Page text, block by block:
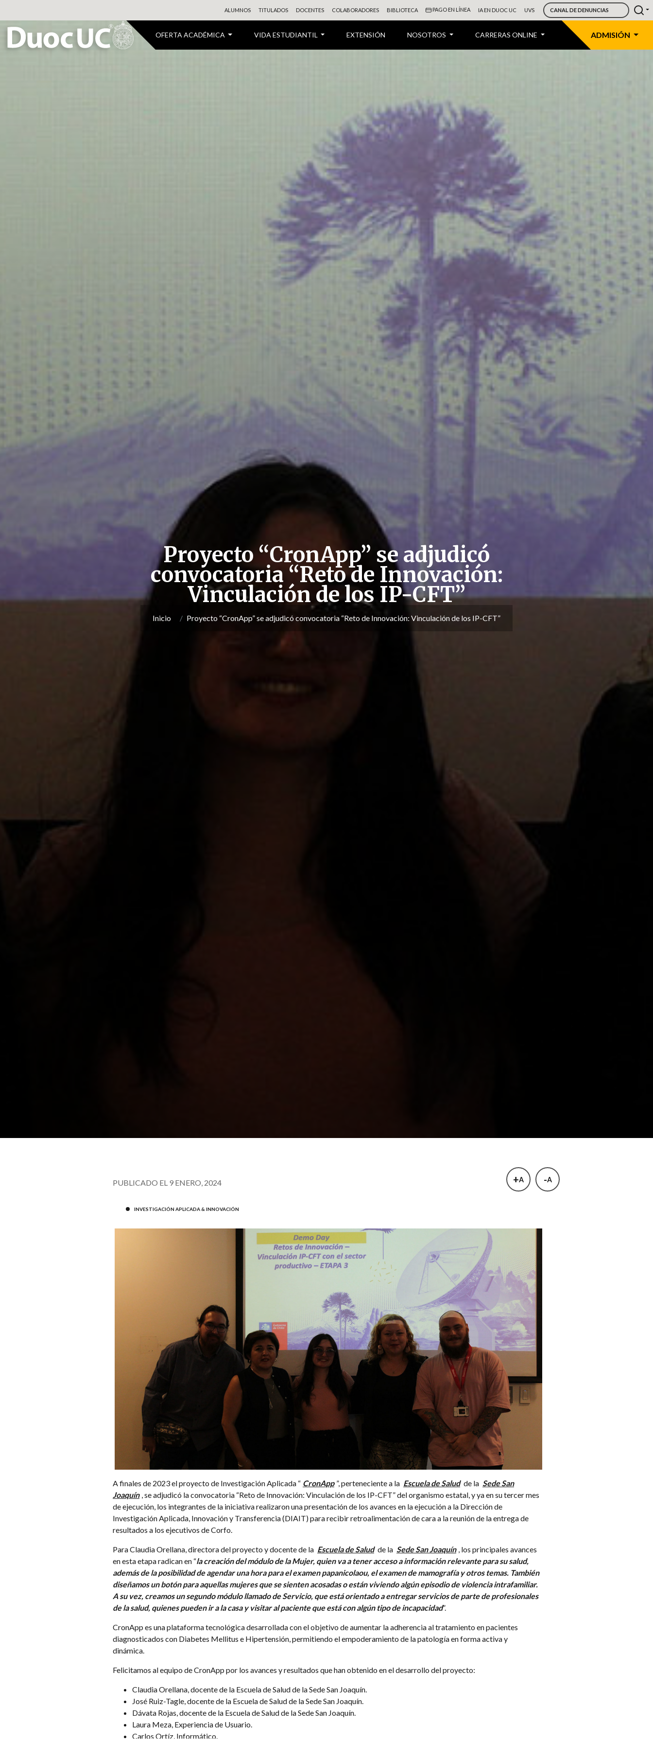
OFERTA ACADÉMICA VIDA ESTUDIANTIL EXTENSIÓN NOSOTROS CARRERAS ONLINE ADMISIÓN
ALUMNOS TITULADOS DOCENTES COLABORADORES BIBLIOTECA PAGO EN LÍNEA IA EN DUOC UC UVS CANAL DE DENUNCIAS
Proyecto “CronApp” se adjudicó
convocatoria “Reto de Innovación:
Vinculación de los IP-CFT”
Inicio Proyecto “CronApp” se adjudicó convocatoria “Reto de Innovación: Vinculación de los IP-CFT”
+A -A
PUBLICADO EL 9 ENERO, 2024
INVESTIGACIÓN APLICADA & INNOVACIÓN
A finales de 2023 el proyecto de Investigación Aplicada “ CronApp ”, perteneciente a la Escuela de Salud de la Sede San
Joaquín , se adjudicó la convocatoria “Reto de Innovación: Vinculación de los IP-CFT” del organismo estatal, y ya en su tercer mes
de ejecución, los integrantes de la iniciativa realizaron una presentación de los avances en la ejecución a la Dirección de
Investigación Aplicada, Innovación y Transferencia (DIAIT) para recibir retroalimentación de cara a la reunión de la entrega de
resultados a los ejecutivos de Corfo.
Para Claudia Orellana, directora del proyecto y docente de la Escuela de Salud de la Sede San Joaquín , los principales avances
en esta etapa radican en “la creación del módulo de la Mujer, quien va a tener acceso a información relevante para su salud,
además de la posibilidad de agendar una hora para el examen papanicolaou, el examen de mamografía y otros temas. También
diseñamos un botón para aquellas mujeres que se sienten acosadas o están viviendo algún episodio de violencia intrafamiliar.
A su vez, creamos un segundo módulo llamado de Servicio, que está orientado a entregar servicios de parte de profesionales
de la salud, quienes pueden ir a la casa y visitar al paciente que está con algún tipo de incapacidad”.
CronApp es una plataforma tecnológica desarrollada con el objetivo de aumentar la adherencia al tratamiento en pacientes
diagnosticados con Diabetes Mellitus e Hipertensión, permitiendo el empoderamiento de la patología en forma activa y
dinámica.
Felicitamos al equipo de CronApp por los avances y resultados que han obtenido en el desarrollo del proyecto:
Claudia Orellana, docente de la Escuela de Salud de la Sede San Joaquín.
José Ruiz-Tagle, docente de la Escuela de Salud de la Sede San Joaquín.
Dávata Rojas, docente de la Escuela de Salud de la Sede San Joaquín.
Laura Meza, Experiencia de Usuario.
Carlos Ortíz, Informático.